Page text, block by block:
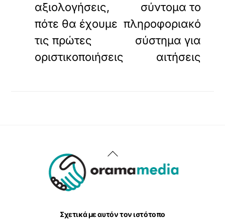
αξιολογήσεις,
πότε θα έχουμε
τις πρώτες
οριστικοποιήσεις
σύντομα το
πληροφοριακό
σύστημα για
αιτήσεις
Back
To
Σχετικά με αυτόν τον ιστότοπο